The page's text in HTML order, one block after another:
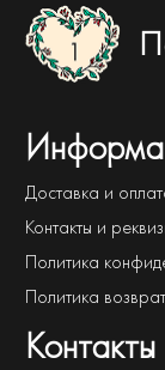
Доставка и
Контакты и
Политика
Политика
Контакты